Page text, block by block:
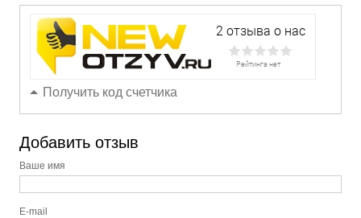
Получить код счетчика
Добавить отзыв
Ваше имя
E-mail